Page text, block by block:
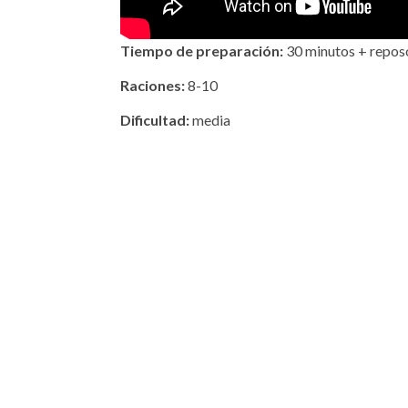
Tiempo de preparación: 30 minutos +
Raciones:8-10
Dificultad:media